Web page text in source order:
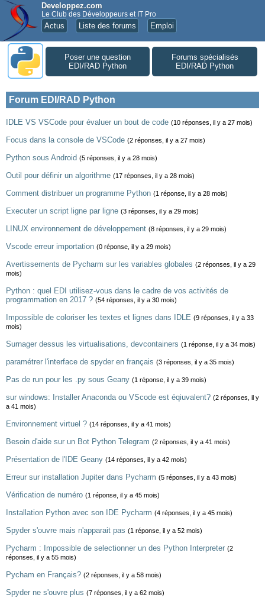
Developpez.com
Le Club des Développeurs et IT Pro
Actus Liste des forums Emploi
Poser une question
EDI/RAD Python
Forums spécialisés
EDI/RAD Python
Forum EDI/RAD Python
IDLE VS VSCode pour évaluer un bout de code (10 réponses, il y a 27 mois)
Focus dans la console de VSCode (2 réponses, il y a 27 mois)
Python sous Android (5 réponses, il y a 28 mois)
Outil pour définir un algorithme (17 réponses, il y a 28 mois)
Comment distribuer un programme Python (1 réponse, il y a 28 mois)
Executer un script ligne par ligne (3 réponses, il y a 29 mois)
LINUX environnement de développement (8 réponses, il y a 29 mois)
Vscode erreur importation (0 réponse, il y a 29 mois)
Avertissements de Pycharm sur les variables globales (2 réponses, il y a 29
mois)
Python : quel EDI utilisez-vous dans le cadre de vos activités de
programmation en 2017 ? (54 réponses, il y a 30 mois)
Impossible de coloriser les textes et lignes dans IDLE (9 réponses, il y a 33
mois)
Surnager dessus les virtualisations, devcontainers (1 réponse, il y a 34 mois)
paramétrer l'interface de spyder en français (3 réponses, il y a 35 mois)
Pas de run pour les .py sous Geany (1 réponse, il y a 39 mois)
sur windows: Installer Anaconda ou VScode est éqiuvalent? (2 réponses, il y
a 41 mois)
Environnement virtuel ? (14 réponses, il y a 41 mois)
Besoin d'aide sur un Bot Python Telegram (2 réponses, il y a 41 mois)
Présentation de l'IDE Geany (14 réponses, il y a 42 mois)
Erreur sur installation Jupiter dans Pycharm (5 réponses, il y a 43 mois)
Vérification de numéro (1 réponse, il y a 45 mois)
Installation Python avec son IDE Pycharm (4 réponses, il y a 45 mois)
Spyder s'ouvre mais n'apparait pas (1 réponse, il y a 52 mois)
Pycharm : Impossible de selectionner un des Python Interpreter (2
réponses, il y a 55 mois)
Pycham en Français? (2 réponses, il y a 58 mois)
Spyder ne s'ouvre plus (7 réponses, il y a 62 mois)